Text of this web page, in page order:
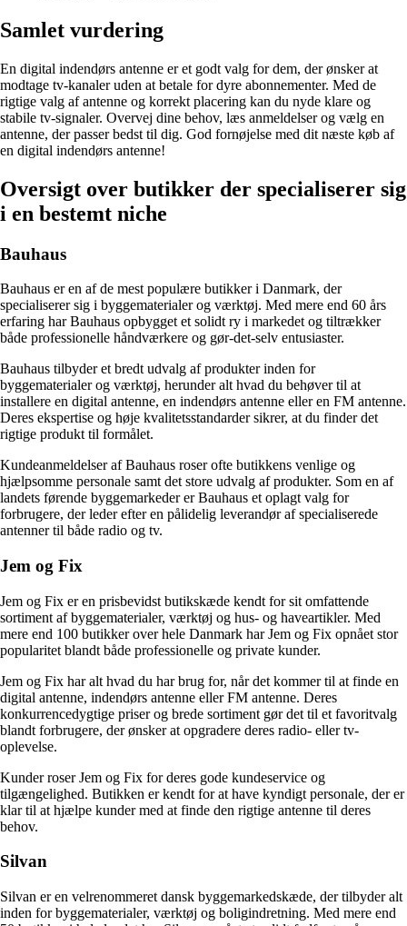
Samlet vurdering
En digital indendørs antenne er et godt valg for dem, der ønsker at
modtage tv-kanaler uden at betale for dyre abonnementer. Med de
rigtige valg af antenne og korrekt placering kan du nyde klare og
stabile tv-signaler. Overvej dine behov, læs anmeldelser og vælg en
antenne, der passer bedst til dig. God fornøjelse med dit næste køb af
en digital indendørs antenne!
Oversigt over butikker der specialiserer sig
i en bestemt niche
Bauhaus
Bauhaus er en af de mest populære butikker i Danmark, der
specialiserer sig i byggematerialer og værktøj. Med mere end 60 års
erfaring har Bauhaus opbygget et solidt ry i markedet og tiltrækker
både professionelle håndværkere og gør-det-selv entusiaster.
Bauhaus tilbyder et bredt udvalg af produkter inden for
byggematerialer og værktøj, herunder alt hvad du behøver til at
installere en digital antenne, en indendørs antenne eller en FM antenne.
Deres ekspertise og høje kvalitetsstandarder sikrer, at du finder det
rigtige produkt til formålet.
Kundeanmeldelser af Bauhaus roser ofte butikkens venlige og
hjælpsomme personale samt det store udvalg af produkter. Som en af
landets førende byggemarkeder er Bauhaus et oplagt valg for
forbrugere, der leder efter en pålidelig leverandør af specialiserede
antenner til både radio og tv.
Jem og Fix
Jem og Fix er en prisbevidst butikskæde kendt for sit omfattende
sortiment af byggematerialer, værktøj og hus- og haveartikler. Med
mere end 100 butikker over hele Danmark har Jem og Fix opnået stor
popularitet blandt både professionelle og private kunder.
Jem og Fix har alt hvad du har brug for, når det kommer til at finde en
digital antenne, indendørs antenne eller FM antenne. Deres
konkurrencedygtige priser og brede sortiment gør det til et favoritvalg
blandt forbrugere, der ønsker at opgradere deres radio- eller tv-
oplevelse.
Kunder roser Jem og Fix for deres gode kundeservice og
tilgængelighed. Butikken er kendt for at have kyndigt personale, der er
klar til at hjælpe kunder med at finde den rigtige antenne til deres
behov.
Silvan
Silvan er en velrenommeret dansk byggemarkedskæde, der tilbyder alt
inden for byggematerialer, værktøj og boligindretning. Med mere end